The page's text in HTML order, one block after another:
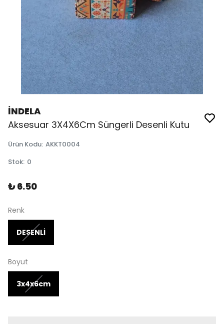
İNDELA
Aksesuar 3X4X6Cm Süngerli Desenli Kutu
Ürün Kodu: AKKT0004
Stok: 0
₺ 6.50
Renk
DESENLİ
Boyut
3x4x6cm